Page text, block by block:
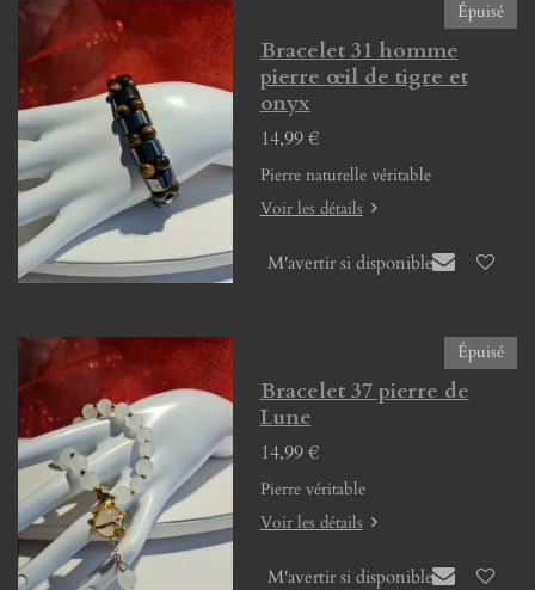
Épuisé
Bracelet 31 homme
pierre œil de tigre et
onyx
14,99 €
Pierre naturelle véritable
Voir les détails
M'avertir si disponible
Épuisé
Bracelet 37 pierre de
Lune
14,99 €
Pierre véritable
Voir les détails
M'avertir si disponible